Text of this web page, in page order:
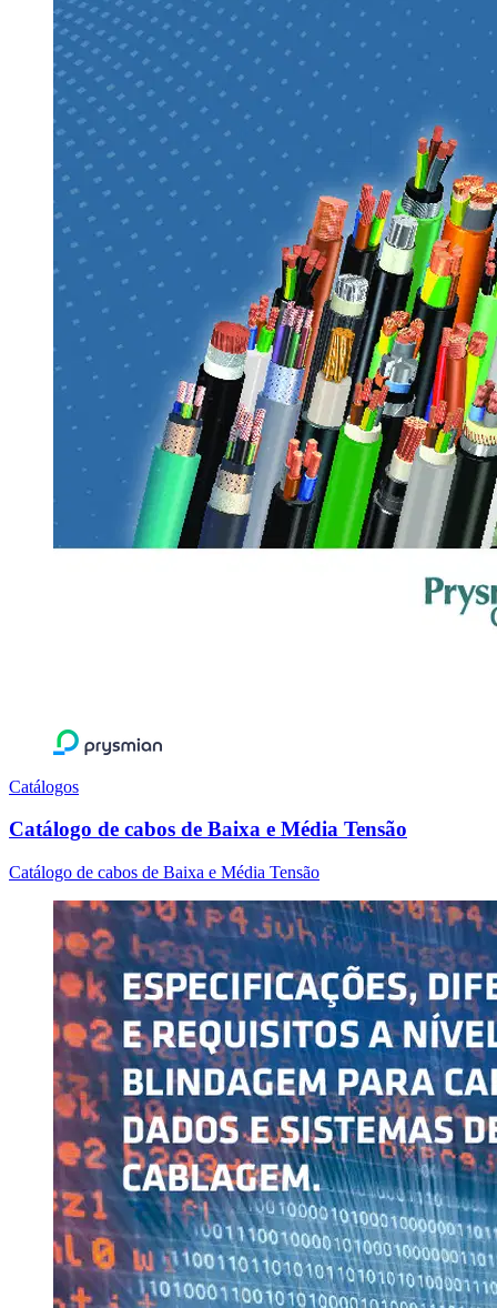
Catálogos
Catálogo de cabos de Baixa e Média Tensão
Catálogo de cabos de Baixa e Média Tensão